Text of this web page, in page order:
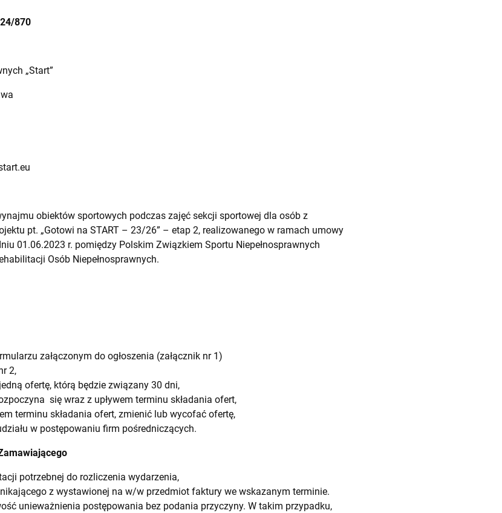
870
„Start”
obiektów sportowych podczas zajęć sekcji sportowej dla osób z
pt. „Gotowi na START – 23/26” – etap 2, realizowanego w ramach umowy
01.06.2023 r. pomiędzy Polskim Związkiem Sportu Niepełnosprawnych
Osób Niepełnosprawnych.
załączonym do ogłoszenia (załącznik nr 1)
2,
ofertę, którą będzie związany 30 dni,
się wraz z upływem terminu składania ofert,
terminu składania ofert, zmienić lub wycofać ofertę,
w postępowaniu firm pośredniczących.
potrzebnej do rozliczenia wydarzenia,
z wystawionej na w/w przedmiot faktury we wskazanym terminie.
unieważnienia postępowania bez podania przyczyny. W takim przypadku,